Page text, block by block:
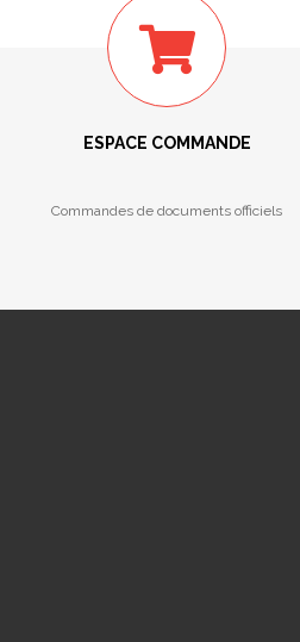
ESPACE COMMANDE
Commandes de documents officiels